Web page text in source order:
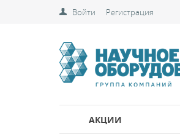
Войти Регистрация
АКЦИИ